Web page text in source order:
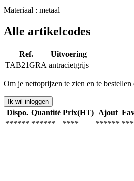
Materiaal : metaal
Alle artikelcodes
Ref.
Uitvoering
TAB21GRA antracietgrijs
Om je nettoprijzen te zien en te
Ik wil inloggen
Dispo. Quantité Prix(HT) Ajout
****** ****** **** ******